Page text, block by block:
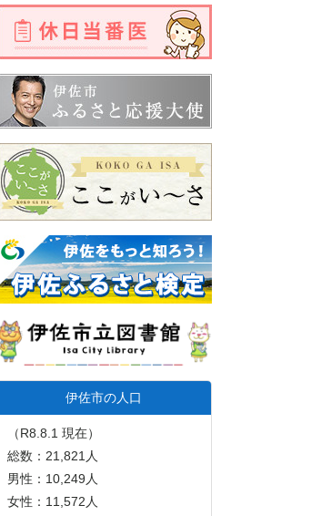
伊佐市の人口
（R8.8.1 現在）
総数：21,821人
男性：10,249人
女性：11,572人